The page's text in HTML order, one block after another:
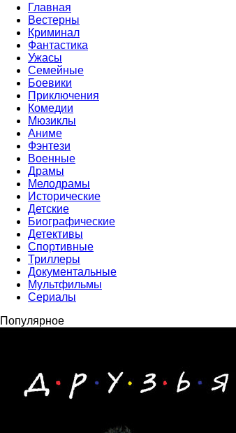
Главная
Вестерны
Криминал
Фантастика
Ужасы
Семейные
Боевики
Приключения
Комедии
Мюзиклы
Аниме
Фэнтези
Военные
Драмы
Мелодрамы
Исторические
Детские
Биографические
Детективы
Спортивные
Триллеры
Документальные
Мультфильмы
Сериалы
Популярное